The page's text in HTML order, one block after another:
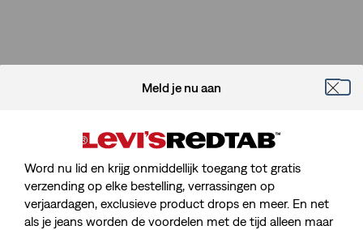
Meld je nu aan
Word nu lid en krijg onmiddellijk toegang tot gratis
verzending op elke bestelling, verrassingen op
verjaardagen, exclusieve product drops en meer. En net
als je jeans worden de voordelen met de tijd alleen maar